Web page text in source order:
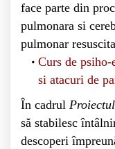
face parte din
pulmonara si
pulmonar
Curs de psiho-
si atacuri de
În cadrul
să stabilesc
descoperi